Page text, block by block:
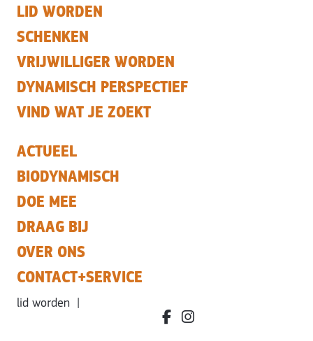
LID WORDEN
SCHENKEN
VRIJWILLIGER WORDEN
DYNAMISCH PERSPECTIEF
VIND WAT JE ZOEKT
ACTUEEL
BIODYNAMISCH
DOE MEE
DRAAG BIJ
OVER ONS
CONTACT+SERVICE
lid worden
facebook.com/bdvereniging/
instagram.com/